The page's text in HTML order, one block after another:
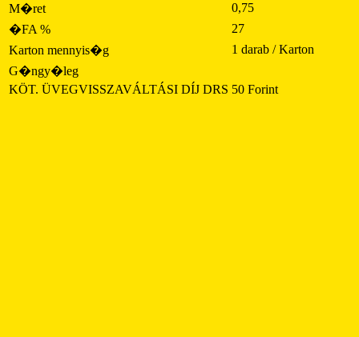
M�ret
0,75
�FA %
27
Karton mennyis�g
1 darab / Karton
G�ngy�leg
KÖT. ÜVEGVISSZAVÁLTÁSI DÍJ DRS 50 Forint